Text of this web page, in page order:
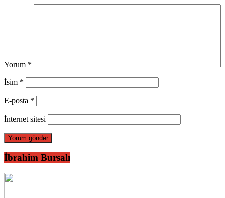
Yorum *
İsim *
E-posta *
İnternet sitesi
İbrahim Bursalı